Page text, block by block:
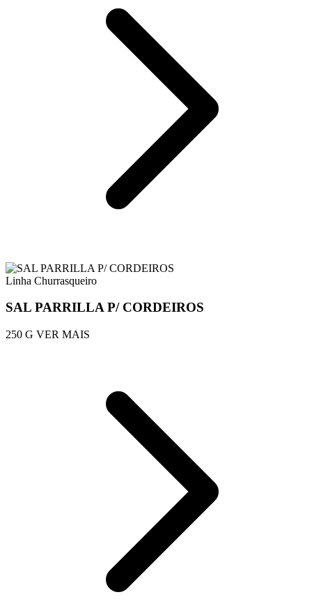
Linha Churrasqueiro
SAL PARRILLA P/ CORDEIROS
250 G VER MAIS